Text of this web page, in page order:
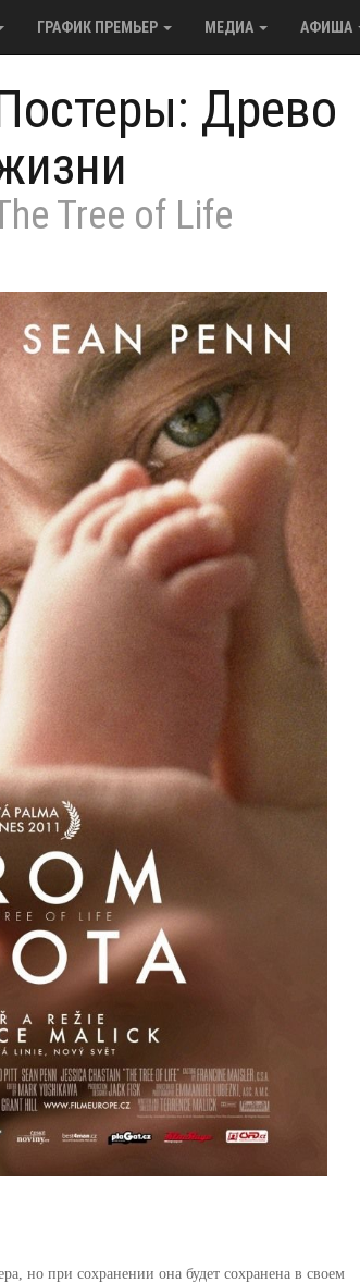
ГРАФИК ПРЕМЬЕР МЕДИА АФИША
Древо
Tree of Life
но при сохранении она будет сохранена в своем